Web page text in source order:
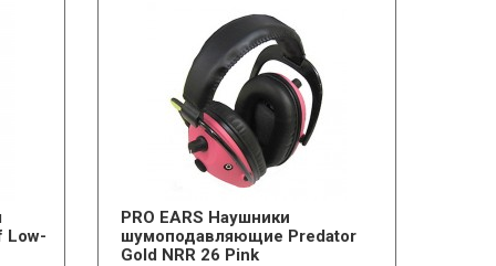
Low-
PRO EARS Наушники
шумоподавляющие Predator
Gold NRR 26 Pink